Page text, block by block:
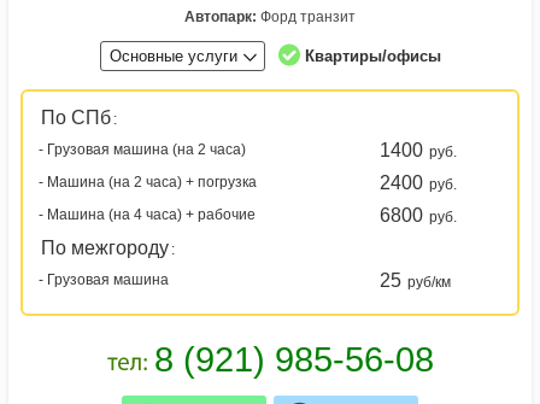
Автопарк: Форд транзит
Основные услуги Квартиры/офисы
По СПб :
- Грузовая машина (на 2 часа)
1400 руб.
- Машина (на 2 часа) + погрузка
2400 руб.
- Машина (на 4 часа) + рабочие
6800 руб.
По межгороду :
- Грузовая машина
25 руб/км